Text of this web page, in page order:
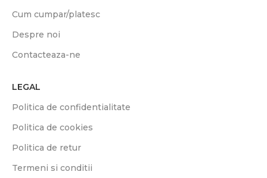
Cum cumpar/platesc
Despre noi
Contacteaza-ne
LEGAL
Politica de confidentialitate
Politica de cookies
Politica de retur
Termeni si conditii